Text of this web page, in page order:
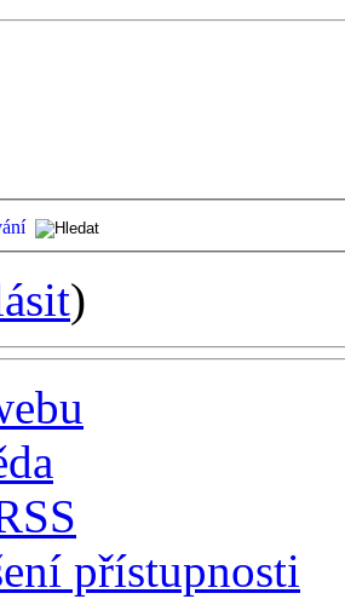
)
přístupnosti